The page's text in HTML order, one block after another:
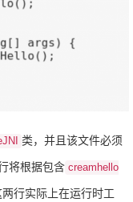
类，并且该文件必须
将根据包含 creamhello
行实际上在运行时工